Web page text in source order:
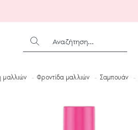
ΑΝΑΖΉΤΗΣΗ...
μαλλιών Φροντίδα μαλλιών Σαμπουάν